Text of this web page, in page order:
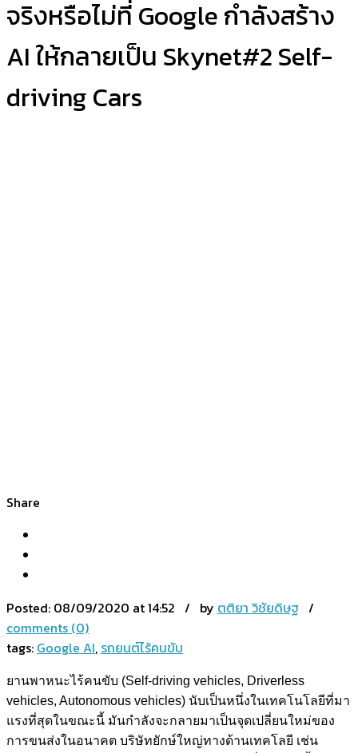
จริงหรือไม่ที่ Google กำลังสร้าง
AI ให้กลายเป็น Skynet#2 Self-
driving Cars
Share
Posted: 08/09/2020 at 14:52 / by ตติยา วิชัยดิษฐ /
comments (0)
tags: Google AI, รถยนต์ไร้คนขับ
ยานพาหนะไร้คนขับ (Self-driving vehicles, Driverless
vehicles, Autonomous vehicles) นับเป็นหนึ่งในเทคโนโลยีที่มา
แรงที่สุดในขณะนี้ มันกำลังจะกลายมาเป็นจุดเปลี่ยนใหม่ของ
การขนส่งในอนาคต บริษัทยักษ์ใหญ่ทางด้านเทคโลยี เช่น